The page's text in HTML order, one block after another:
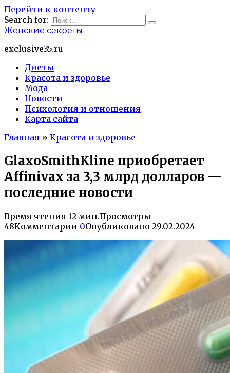
Перейти к контенту
Search for:
Женские секреты
exclusive35.ru
Диеты
Красота и здоровье
Мода
Новости
Психология и отношения
Карта сайта
Главная » Красота и здоровье
GlaxoSmithKline приобретает
Affinivax за 3,3 млрд долларов —
последние новости
Время чтения 12 мин.Просмотры
48Комментарии 0Опубликовано 29.02.2024